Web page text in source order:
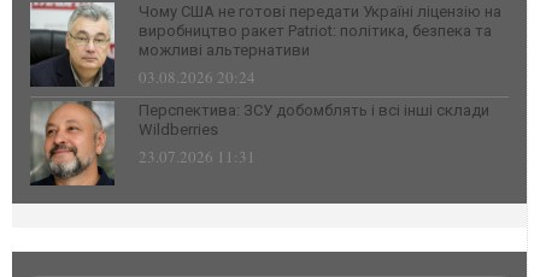
Чому США не готові передати Україні ліцензію на
виробництво ракет Patriot: політика, безпека та
можливі альтернативи
03.08.2026 20:24
Перспектива: ЗСУ добомблять і всі інші склади
Wildberries
23.07.2026 11:31